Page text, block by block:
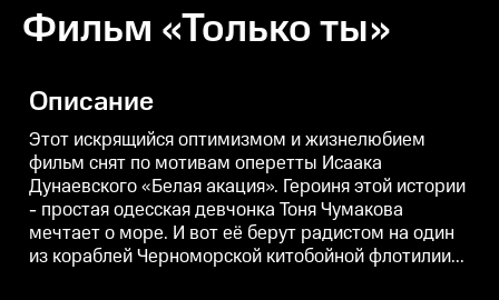
Фильм «Только ты»
Описание
Этот искрящийся оптимизмом и жизнелюбием
фильм снят по мотивам оперетты Исаака
Дунаевского «Белая акация». Героиня этой истории
- простая одесская девчонка Тоня Чумакова
мечтает о море. И вот её берут радистом на один
из кораблей Черноморской китобойной флотилии...